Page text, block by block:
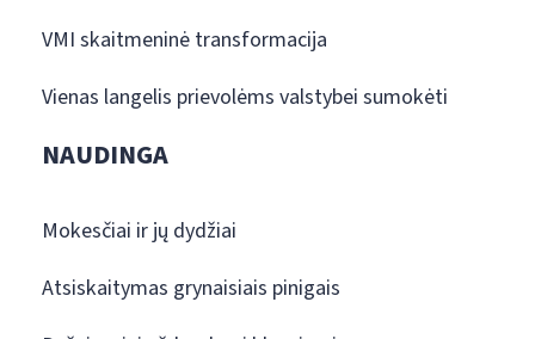
VMI skaitmeninė transformacija
Vienas langelis prievolėms valstybei sumokėti
NAUDINGA
Mokesčiai ir jų dydžiai
Atsiskaitymas grynaisiais pinigais